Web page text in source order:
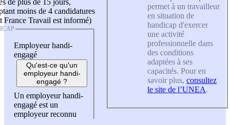
de plus de 15 jours,
moins de 4 candidatures
France Travail est informé)
Employeur handi-
engagé
Qu'est-ce qu'un
employeur handi-
engagé ?
Un employeur handi-
engagé est un
employeur reconnu
permet à un travailleur
en situation de
handicap d'exercer
une activité
professionnelle dans
des conditions
adaptées à ses
capacités. Pour en
savoir plus, consultez
le site de l’UNEA.